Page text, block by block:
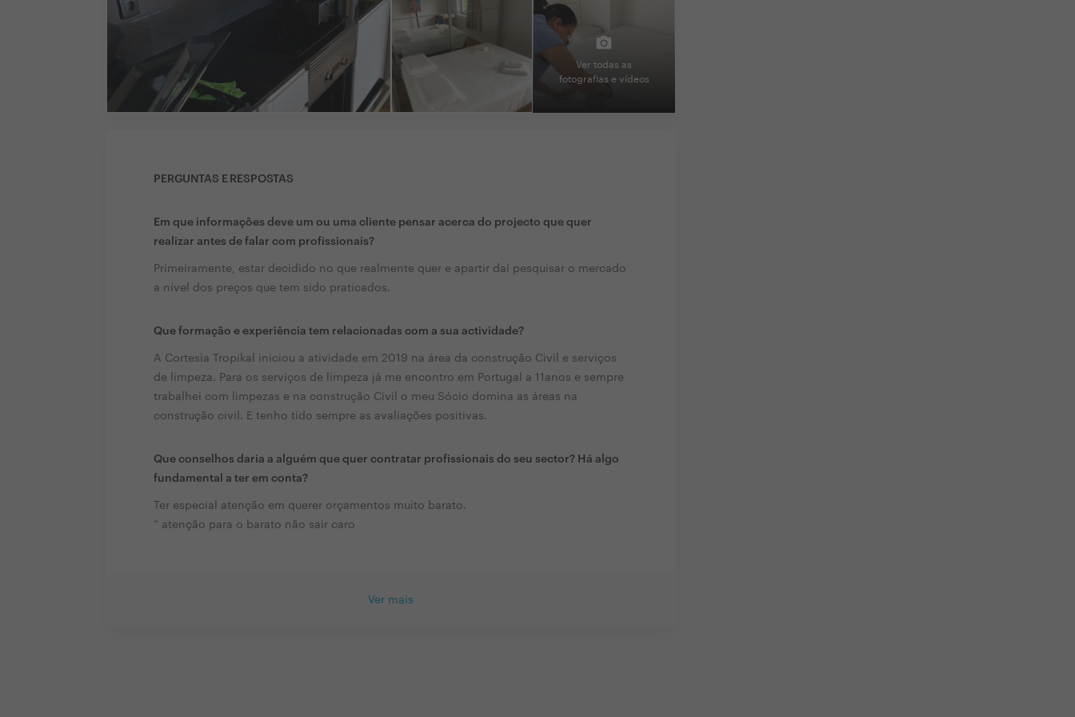
Ver todas as
fotografias e vídeos
PERGUNTAS E RESPOSTAS
Em que informações deve um ou uma cliente pensar acerca do projecto que quer
realizar antes de falar com profissionais?
Primeiramente, estar decidido no que realmente quer e apartir daí pesquisar o mercado
a nível dos preços que tem sido praticados.
Que formação e experiência tem relacionadas com a sua actividade?
A Cortesia Tropikal iniciou a atividade em 2019 na área da construção Civil e serviços
de limpeza. Para os serviços de limpeza já me encontro em Portugal a 11anos e sempre
trabalhei com limpezas e na construção Civil o meu Sócio domina as áreas na
construção civil. E tenho tido sempre as avaliações positivas.
Que conselhos daria a alguém que quer contratar profissionais do seu sector? Há algo
fundamental a ter em conta?
Ter especial atenção em querer orçamentos muito barato.
“ atenção para o barato não sair caro
Ver mais